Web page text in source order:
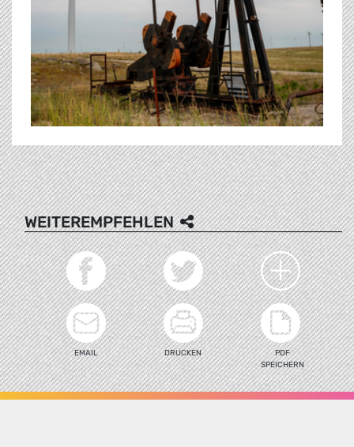
WEITEREMPFEHLEN
EMAIL DRUCKEN
PDF
SPEICHERN